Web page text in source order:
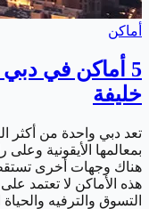
أماكن
5 أماكن في
خليفة
تعد دبي واحدة من أكثر
بمعالمها الأيقونية
هناك وجهات أخرى
هذه الأماكن لا تعتمد
التسوق والترفيه